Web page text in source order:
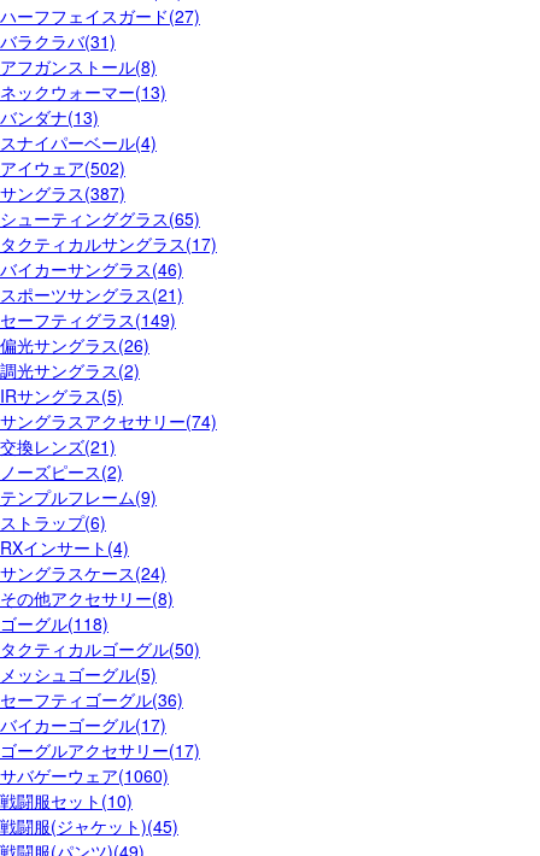
ハーフフェイスガード(27)
バラクラバ(31)
アフガンストール(8)
ネックウォーマー(13)
バンダナ(13)
スナイパーベール(4)
アイウェア(502)
サングラス(387)
シューティンググラス(65)
タクティカルサングラス(17)
バイカーサングラス(46)
スポーツサングラス(21)
セーフティグラス(149)
偏光サングラス(26)
調光サングラス(2)
IRサングラス(5)
サングラスアクセサリー(74)
交換レンズ(21)
ノーズピース(2)
テンプルフレーム(9)
ストラップ(6)
RXインサート(4)
サングラスケース(24)
その他アクセサリー(8)
ゴーグル(118)
タクティカルゴーグル(50)
メッシュゴーグル(5)
セーフティゴーグル(36)
バイカーゴーグル(17)
ゴーグルアクセサリー(17)
サバゲーウェア(1060)
戦闘服セット(10)
戦闘服(ジャケット)(45)
戦闘服(パンツ)(49)